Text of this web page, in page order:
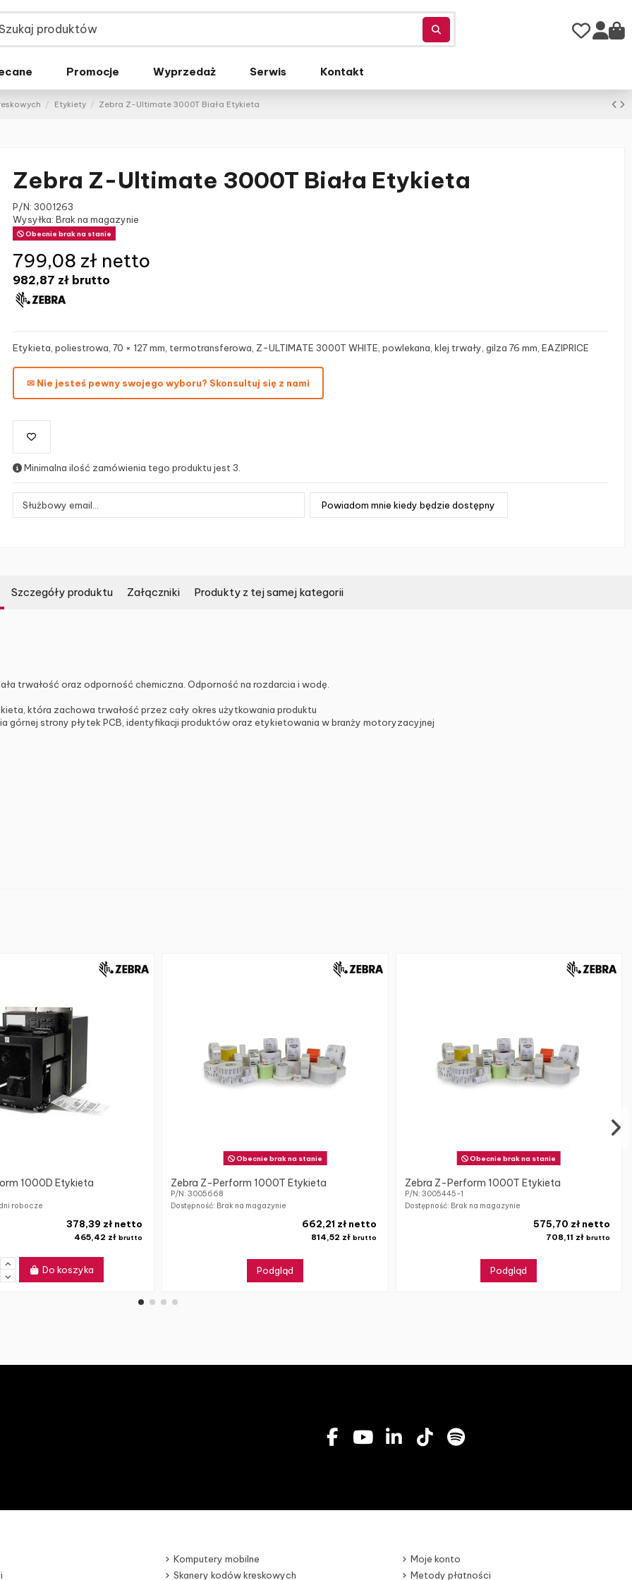
Promocje Wyprzedaż Serwis Kontakt
Etykiety Zebra Z-Ultimate 3000T Biała Etykieta
Zebra Z-Ultimate 3000T Biała Etykieta
P/N: 3001263
Wysyłka: Brak na magazynie
Obecnie brak na stanie
982,87 zł brutto
799,08 zł netto
Etykieta, poliestrowa, 70 × 127 mm, termotransferowa, Z-ULTIMATE 3000T WHITE, powlekana, klej trwały, gilza 76 mm, EAZIPRICE
✉ Nie jesteś pewny swojego wyboru? Skonsultuj się z nami
Minimalna ilość zamówienia tego produktu jest 3.
Szczegóły produktu Załączniki Produkty z tej samej kategorii
trwałość oraz odporność chemiczna. Odporność na rozdarcia i wodę.
która zachowa trwałość przez cały okres użytkowania produktu
górnej strony płytek PCB, identyfikacji produktów oraz etykietowania w branży motoryzacyjnej
1000D Etykieta
robocze
465,42 złbrutto
378,39 zł netto
Do koszyka
Obecnie brak na stanie
Zebra Z-Perform 1000T Etykieta
P/N: 3005668
Dostępność: Brak na magazynie
814,52 zł brutto
662,21 zł netto
Podgląd
Obecnie brak na stanie
Zebra Z-Perform 1000T Etykieta
P/N: 3005445-1
Dostępność: Brak na magazynie
708,11 zł brutto
575,70 zł netto
Podgląd
Komputery mobilne
Skanery kodów kreskowych
Moje konto
Metody płatności